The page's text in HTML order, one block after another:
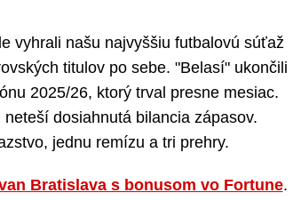
vyhrali našu najvyššiu futbalovú súťaž
titulov po sebe. "Belasí" ukončili
2025/26, ktorý trval presne mesiac.
dosiahnutá bilancia zápasov.
jednu remízu a tri prehry.
Bratislava s bonusom vo Fortune.